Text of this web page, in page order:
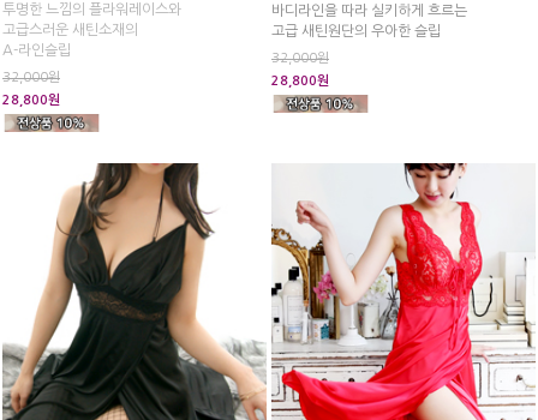
투명한 느낌의 플라워레이스와
고급스러운 새틴소재의
A-라인슬립
32,000원
28,800원
바디라인을 따라 실키하게 흐르는
고급 새틴원단의 우아한 슬립
32,000원
28,800원